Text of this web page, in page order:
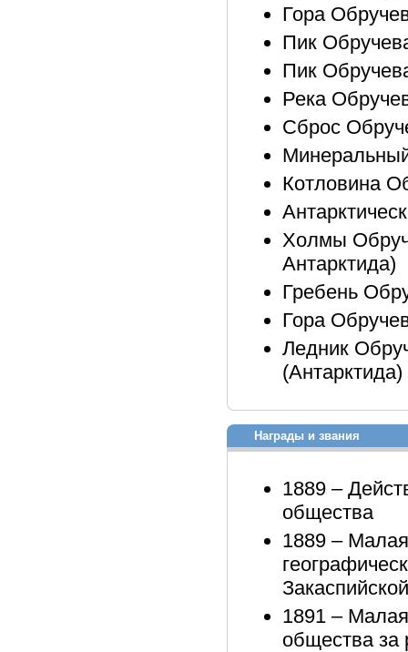
Гора
Пик
Пик
Река
Сброс
Котловина
Холмы
Антарктида)
Гребень
Гора
Ледник
(Антарктида)
Награды и звания
1889 –
общества
1889 –
1891 –
общества за